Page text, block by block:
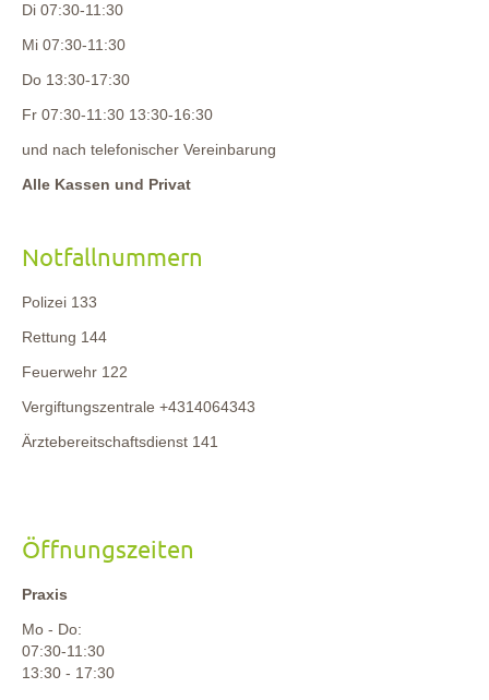
Di 07:30-11:30
Mi 07:30-11:30
Do 13:30-17:30
Fr 07:30-11:30 13:30-16:30
und nach telefonischer Vereinbarung
Alle Kassen und Privat
Notfallnummern
Polizei 133
Rettung 144
Feuerwehr 122
Vergiftungszentrale +4314064343
Ärztebereitschaftsdienst 141
Öffnungszeiten
Praxis
Mo - Do:
07:30-11:30
13:30 - 17:30